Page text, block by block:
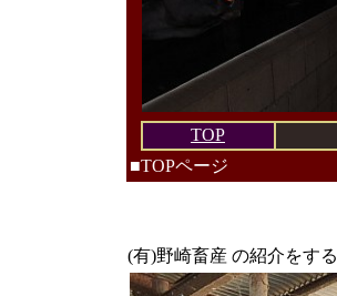
TOP
■TOPページ
(有)野崎畜産 の紹介をす